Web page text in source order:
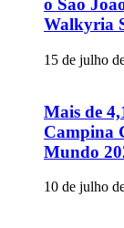
o São
Walkyria
15 de julho
Mais de
Campina
Mundo
10 de julho